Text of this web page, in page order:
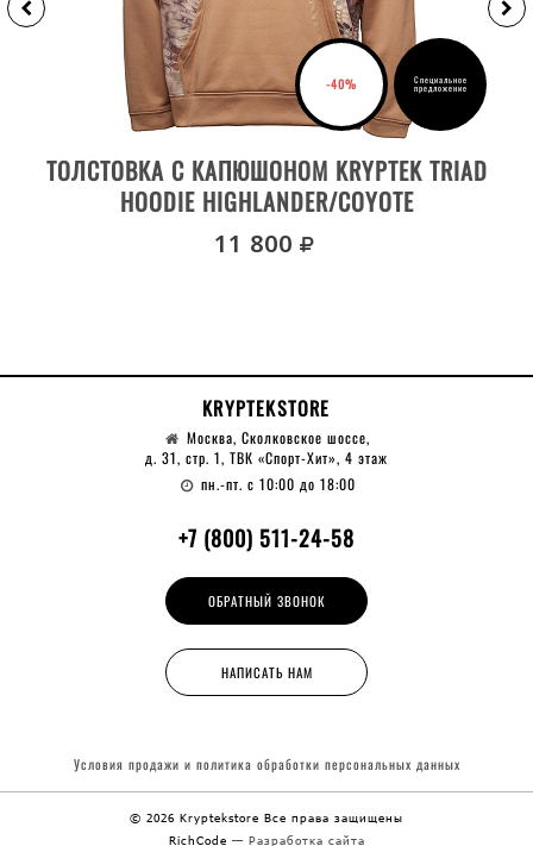
-40% Специальное
предложение
ТОЛСТОВКА С КАПЮШОНОМ KRYPTEK TRIAD
HOODIE HIGHLANDER/COYOTE
11 800
KRYPTEKSTORE
Москва, Сколковское шоссе,
д. 31, стр. 1, ТВК «Спорт-Хит», 4 этаж
пн.-пт. с 10:00 до 18:00
+7 (800) 511-24-58
ОБРАТНЫЙ ЗВОНОК
НАПИСАТЬ НАМ
Условия продажи и политика обработки персональных данных
© 2026 Kryptekstore Все права защищены
RichCode — Разработка сайта